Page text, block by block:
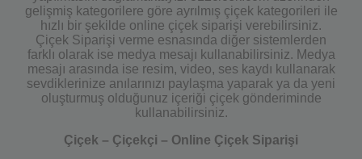
gelişmiş kategorilere göre ayrılmış çiçek kategorileri ile
hızlı bir şekilde online çiçek siparişi verebilirsiniz.
Çiçek Siparişi verme esnasında diğer sistemlerden
farklı olarak ise medya mesajı kullanabilirsiniz. Medya
mesajı arasında ise resim, video, ses kaydı kullanarak
sevdiklerinize anılarınızı paylaşma yaparak ya da yeni
oluşturmuş olduğunuz içeriği çiçek gönderiminde
kullanabilirsiniz.
Çiçek – Çiçekçi – Online Çiçek Siparişi